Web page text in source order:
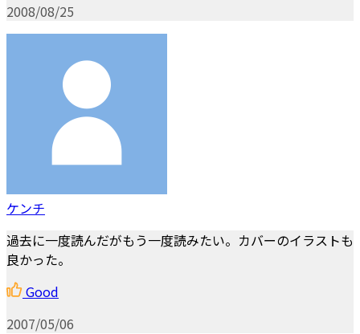
2008/08/25
ケンチ
過去に一度読んだがもう一度読みたい。カバーのイラストも
良かった。
Good
2007/05/06